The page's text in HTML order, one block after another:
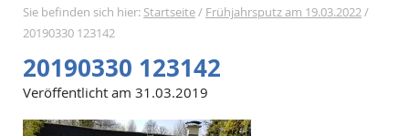
Sie befinden sich hier: Startseite/ Frühjahrsputz am 19.03.2022/
20190330 123142
20190330 123142
Veröffentlicht am 31.03.2019